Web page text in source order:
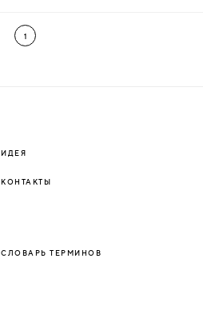
1
ИДЕЯ
КОНТАКТЫ
СЛОВАРЬ ТЕРМИНОВ